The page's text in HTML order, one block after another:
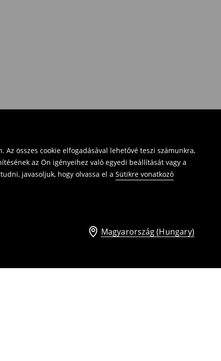
összes cookie elfogadásával lehetővé teszi számunkra,
az Ön igényeihez való egyedi beállítását vagy a
javasoljuk, hogy olvassa el a Sütikre vonatkozó
Magyarország (Hungary)